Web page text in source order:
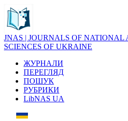
JNAS | JOURNALS OF NATIONAL
SCIENCES OF UKRAINE
ЖУРНАЛИ
ПЕРЕГЛЯД
ПОШУК
РУБРИКИ
LibNAS UA